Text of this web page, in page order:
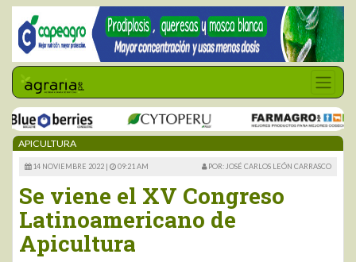
APICULTURA
14 NOVIEMBRE 2022 | 09:21 AM POR: JOSÉ CARLOS LEÓN CARRASCO
Se viene el XV Congreso
Latinoamericano de
Apicultura